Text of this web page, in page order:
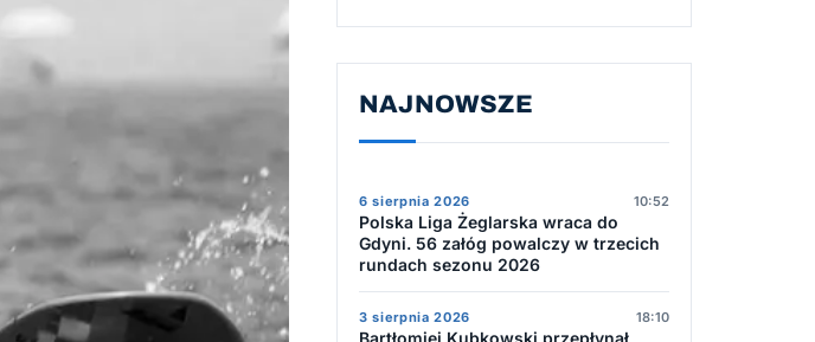
NAJNOWSZE
6 sierpnia 2026 10:52
Polska Liga Żeglarska wraca do
Gdyni. 56 załóg powalczy w trzecich
rundach sezonu 2026
3 sierpnia 2026 18:10
Bartłomiej Kubkowski przepłynął